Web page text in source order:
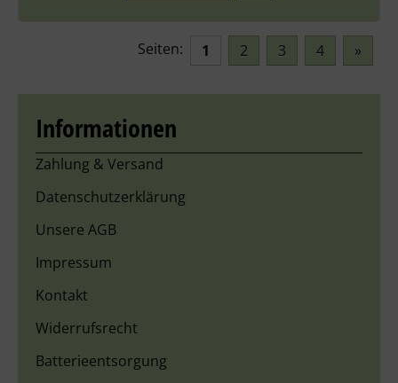
Seiten: 1 2 3 4 »
Informationen
Zahlung & Versand
Datenschutzerklärung
Unsere AGB
Impressum
Kontakt
Widerrufsrecht
Batterieentsorgung